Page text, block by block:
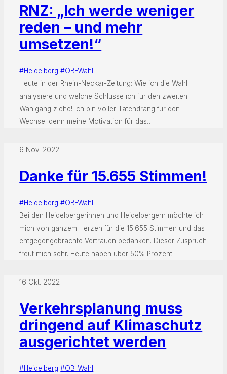
RNZ: „Ich werde weniger
reden – und mehr
umsetzen!“
#Heidelberg #OB-Wahl
Heute in der Rhein-Neckar-Zeitung: Wie ich die Wahl
analysiere und welche Schlüsse ich für den zweiten
Wahlgang ziehe! Ich bin voller Tatendrang für den
Wechsel denn meine Motivation für das…
6 Nov. 2022
Danke für 15.655 Stimmen!
#Heidelberg #OB-Wahl
Bei den Heidelbergerinnen und Heidelbergern möchte ich
mich von ganzem Herzen für die 15.655 Stimmen und das
entgegengebrachte Vertrauen bedanken. Dieser Zuspruch
freut mich sehr. Heute haben über 50% Prozent…
16 Okt. 2022
Verkehrsplanung muss
dringend auf Klimaschutz
ausgerichtet werden
#Heidelberg #OB-Wahl